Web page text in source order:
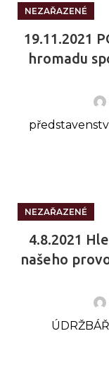
NEZAŘAZENÉ
19.11.2021
hromadu
NEZAŘAZENÉ
4.8.2021
našeho